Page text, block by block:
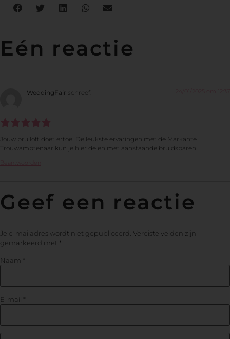
Eén reactie
WeddingFair schreef:
Jouw bruiloft doet ertoe! De leukste ervaringen met de Markante
Trouwambtenaar kun je hier delen met aanstaande bruidsparen!
Beantwoorden
Geef een reactie
Je e-mailadres wordt niet gepubliceerd. Vereiste velden zijn
gemarkeerd met *
Naam *
E-mail *